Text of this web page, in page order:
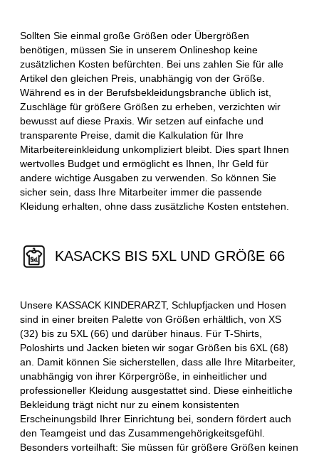
Sollten Sie einmal große Größen oder Übergrößen
benötigen, müssen Sie in unserem Onlineshop keine
zusätzlichen Kosten befürchten. Bei uns zahlen Sie für alle
Artikel den gleichen Preis, unabhängig von der Größe.
Während es in der Berufsbekleidungsbranche üblich ist,
Zuschläge für größere Größen zu erheben, verzichten wir
bewusst auf diese Praxis. Wir setzen auf einfache und
transparente Preise, damit die Kalkulation für Ihre
Mitarbeitereinkleidung unkompliziert bleibt. Dies spart Ihnen
wertvolles Budget und ermöglicht es Ihnen, Ihr Geld für
andere wichtige Ausgaben zu verwenden. So können Sie
sicher sein, dass Ihre Mitarbeiter immer die passende
Kleidung erhalten, ohne dass zusätzliche Kosten entstehen.
KASACKS BIS 5XL UND GRÖßE 66
Unsere KASSACK KINDERARZT, Schlupfjacken und Hosen
sind in einer breiten Palette von Größen erhältlich, von XS
(32) bis zu 5XL (66) und darüber hinaus. Für T-Shirts,
Poloshirts und Jacken bieten wir sogar Größen bis 6XL (68)
an. Damit können Sie sicherstellen, dass alle Ihre Mitarbeiter,
unabhängig von ihrer Körpergröße, in einheitlicher und
professioneller Kleidung ausgestattet sind. Diese einheitliche
Bekleidung trägt nicht nur zu einem konsistenten
Erscheinungsbild Ihrer Einrichtung bei, sondern fördert auch
den Teamgeist und das Zusammengehörigkeitsgefühl.
Besonders vorteilhaft: Sie müssen für größere Größen keinen